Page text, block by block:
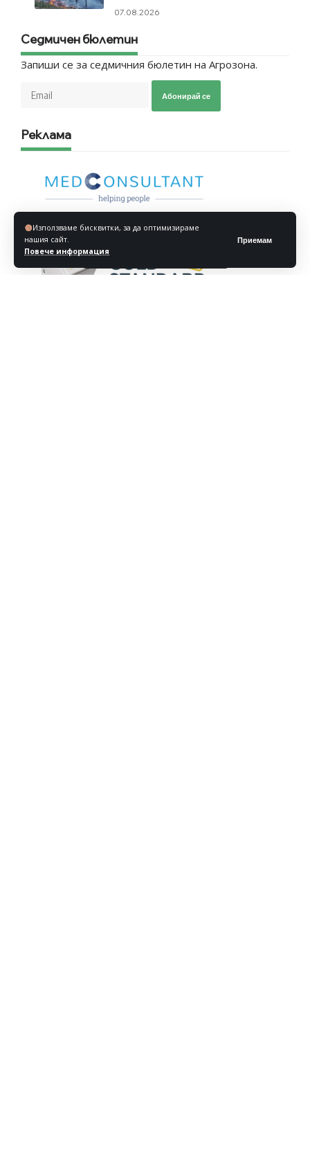
Използваме бисквитки, за да оптимизираме
нашия сайт.
Повече информация
Приемам
07.08.2026
Седмичен бюлетин
Запиши се за седмичния бюлетин на Агрозона.
Абонирай се
Реклама